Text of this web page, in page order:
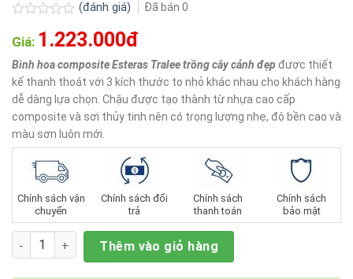
xếp
0.0
5
sao
(đánh giá) Đã bán 0
Giá: 1.223.000đ
Bình hoa composite Esteras Tralee trồng cây cảnh đẹp được thiết
kế thanh thoát với 3 kích thước to nhỏ khác nhau cho khách hàng
dễ dàng lựa chọn. Chậu được tạo thành từ nhựa cao cấp
composite và sơi thủy tinh nên có trọng lượng nhẹ, độ bền cao và
màu sơn luôn mới.
Chính sách vận
chuyển
Chính sách đổi
trả
Chính sách
thanh toán
Chính sách
bảo mật
Số lượng Thêm vào giỏ hàng